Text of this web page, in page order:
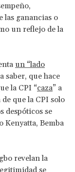
las ganancias o
un reflejo de la
un “lado
saber, que hace
la CPI “caza” a
que la CPI solo
despóticos se
Kenyatta, Bemba
revelan la
se